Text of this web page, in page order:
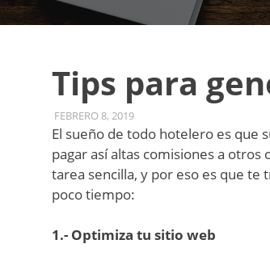
Tips para
FEBRERO 8, 2019ADMIN
UNCATEGORIZED
El sueño de todo hotelero es que
pagar así altas comisiones a otros
tarea sencilla, y por eso es que te
poco tiempo:
1.- Optimiza tu sitio web